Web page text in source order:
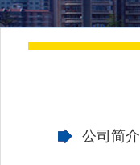
公司简介